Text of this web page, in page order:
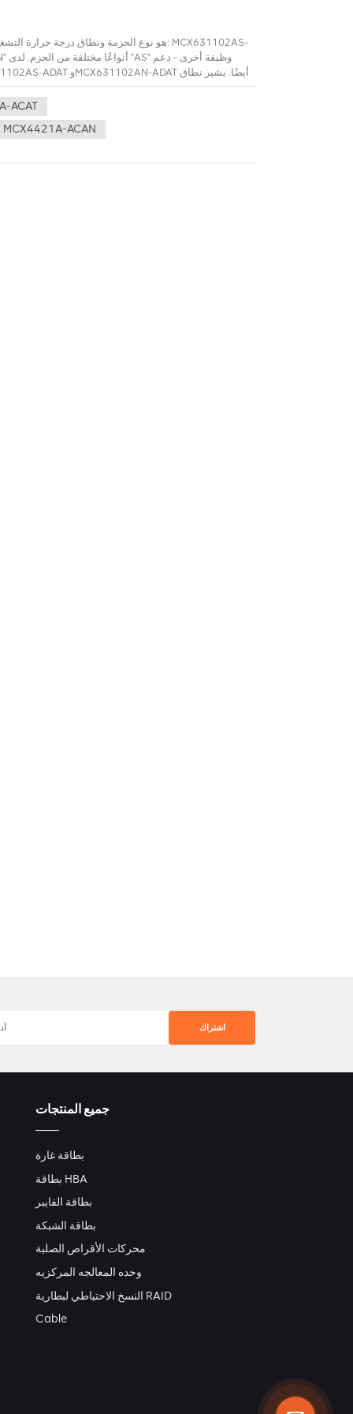
درجة حرارة التشغيل إلى نطاق درجة الحرارة الذي
ACAT
MCX4421A-ACAN
جميع المنتجات
بطاقة غارة
بطاقة HBA
بطاقة الفايبر
بطاقة الشبكة
محركات الأقراص الصلبة
وحده المعالجه المركزيه
النسخ الاحتياطي لبطارية RAID
Cable